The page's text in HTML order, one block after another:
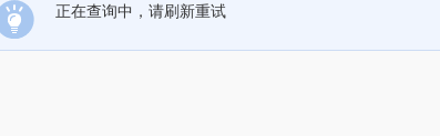
正在查询中，请刷新重试